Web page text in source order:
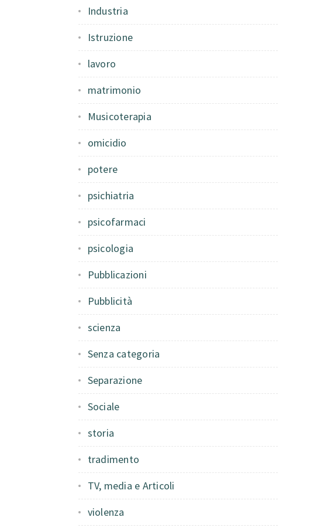
Industria
Istruzione
lavoro
matrimonio
Musicoterapia
omicidio
potere
psichiatria
psicofarmaci
psicologia
Pubblicazioni
Pubblicità
scienza
Senza categoria
Separazione
Sociale
storia
tradimento
TV, media e Articoli
violenza